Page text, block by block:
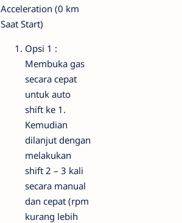
Acceleration (0 km
Saat Start)
Opsi 1 :
Membuka gas
secara cepat
untuk auto
shift ke 1.
Kemudian
dilanjut dengan
melakukan
shift 2 – 3 kali
secara manual
dan cepat (rpm
kurang lebih